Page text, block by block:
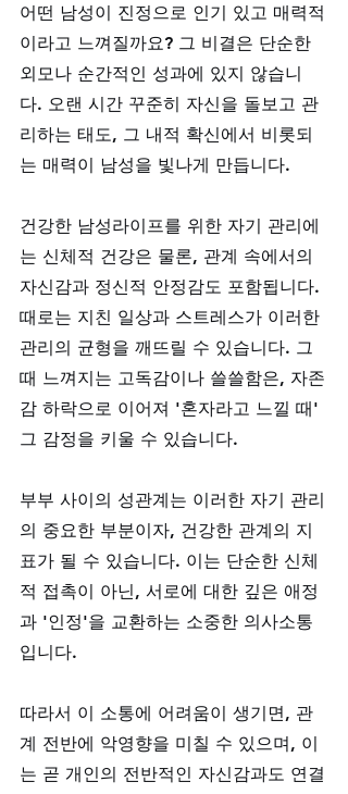
어떤 남성이 진정으로 인기 있고 매력적
이라고 느껴질까요? 그 비결은 단순한
외모나 순간적인 성과에 있지 않습니
다. 오랜 시간 꾸준히 자신을 돌보고 관
리하는 태도, 그 내적 확신에서 비롯되
는 매력이 남성을 빛나게 만듭니다.
건강한 남성라이프를 위한 자기 관리에
는 신체적 건강은 물론, 관계 속에서의
자신감과 정신적 안정감도 포함됩니다.
때로는 지친 일상과 스트레스가 이러한
관리의 균형을 깨뜨릴 수 있습니다. 그
때 느껴지는 고독감이나 쓸쓸함은, 자존
감 하락으로 이어져 '혼자라고 느낄 때'
그 감정을 키울 수 있습니다.
부부 사이의 성관계는 이러한 자기 관리
의 중요한 부분이자, 건강한 관계의 지
표가 될 수 있습니다. 이는 단순한 신체
적 접촉이 아닌, 서로에 대한 깊은 애정
과 '인정'을 교환하는 소중한 의사소통
입니다.
따라서 이 소통에 어려움이 생기면, 관
계 전반에 악영향을 미칠 수 있으며, 이
는 곧 개인의 전반적인 자신감과도 연결